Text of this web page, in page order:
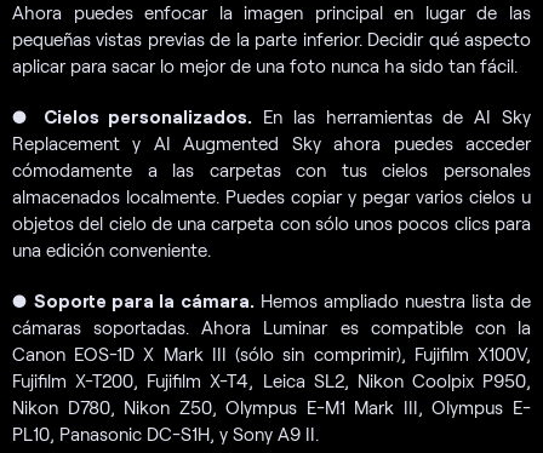
Ahora puedes enfocar la imagen principal en lugar de las
pequeñas vistas previas de la parte inferior. Decidir qué aspecto
aplicar para sacar lo mejor de una foto nunca ha sido tan fácil.
● Cielos personalizados. En las herramientas de AI Sky
Replacement y AI Augmented Sky ahora puedes acceder
cómodamente a las carpetas con tus cielos personales
almacenados localmente. Puedes copiar y pegar varios cielos u
objetos del cielo de una carpeta con sólo unos pocos clics para
una edición conveniente.
●Soporte para la cámara. Hemos ampliado nuestra lista de
cámaras soportadas. Ahora Luminar es compatible con la
Canon EOS-1D X Mark III (sólo sin comprimir), Fujifilm X100V,
Fujifilm X-T200, Fujifilm X-T4, Leica SL2, Nikon Coolpix P950,
Nikon D780, Nikon Z50, Olympus E-M1 Mark III, Olympus E-
PL10, Panasonic DC-S1H, y Sony A9 II.